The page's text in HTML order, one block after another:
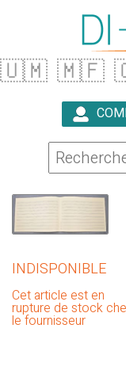
🇺🇲 🇲🇫
INDISPONIBLE
Cet article est en
rupture de stock
le fournisseur